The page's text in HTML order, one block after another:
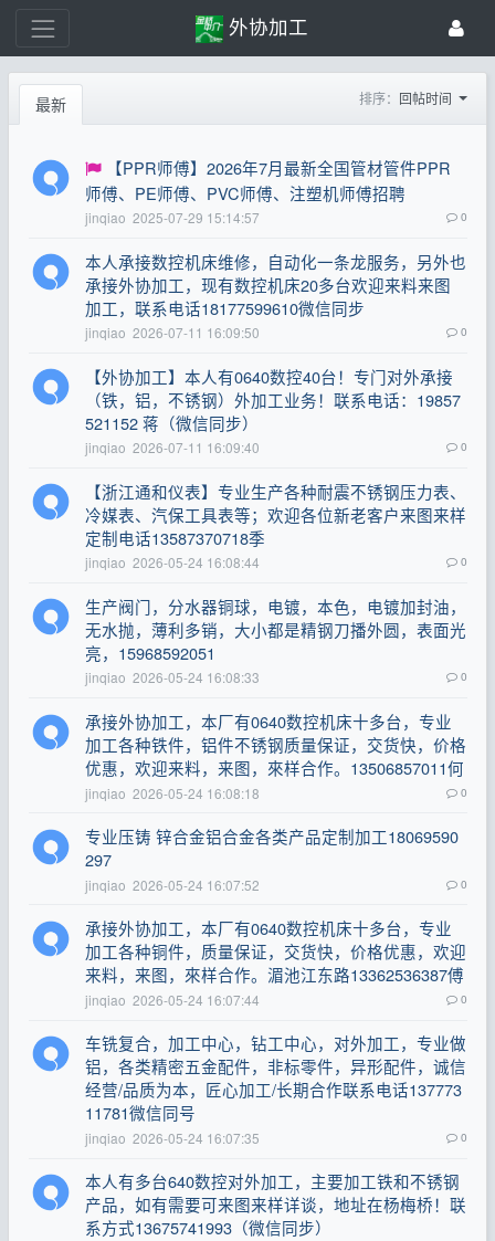
外协加工
最新 排序： 回帖时间
【PPR师傅】2026年7月最新全国管材管件PPR
师傅、PE师傅、PVC师傅、注塑机师傅招聘
jinqiao 2025-07-29 15:14:57 0
本人承接数控机床维修，自动化一条龙服务，另外也
承接外协加工，现有数控机床20多台欢迎来料来图
加工，联系电话18177599610微信同步
jinqiao 2026-07-11 16:09:50 0
【外协加工】本人有0640数控40台！专门对外承接
（铁，铝，不锈钢）外加工业务！联系电话：19857
521152 蒋（微信同步）
jinqiao 2026-07-11 16:09:40 0
【浙江通和仪表】专业生产各种耐震不锈钢压力表、
冷媒表、汽保工具表等；欢迎各位新老客户来图来样
定制电话13587370718季
jinqiao 2026-05-24 16:08:44 0
生产阀门，分水器铜球，电镀，本色，电镀加封油，
无水抛，薄利多销，大小都是精钢刀播外圆，表面光
亮，15968592051
jinqiao 2026-05-24 16:08:33 0
承接外协加工，本厂有0640数控机床十多台，专业
加工各种铁件，铝件不锈钢质量保证，交货快，价格
优惠，欢迎来料，来图，來样合作。13506857011何
jinqiao 2026-05-24 16:08:18 0
专业压铸 锌合金铝合金各类产品定制加工18069590
297
jinqiao 2026-05-24 16:07:52 0
承接外协加工，本厂有0640数控机床十多台，专业
加工各种铜件，质量保证，交货快，价格优惠，欢迎
来料，来图，來样合作。湄池江东路13362536387傅
jinqiao 2026-05-24 16:07:44 0
车铣复合，加工中心，钻工中心，对外加工，专业做
铝，各类精密五金配件，非标零件，异形配件，诚信
经营/品质为本，匠心加工/长期合作联系电话137773
11781微信同号
jinqiao 2026-05-24 16:07:35 0
本人有多台640数控对外加工，主要加工铁和不锈钢
产品，如有需要可来图来样详谈，地址在杨梅桥！联
系方式13675741993（微信同步）